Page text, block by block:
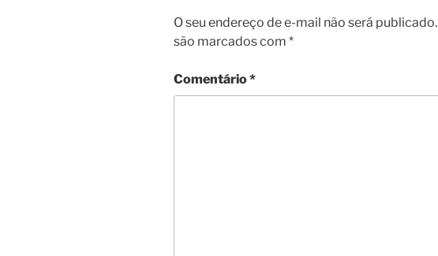
O seu endereço de e-mail não será publicado.
são marcados com *
Comentário*